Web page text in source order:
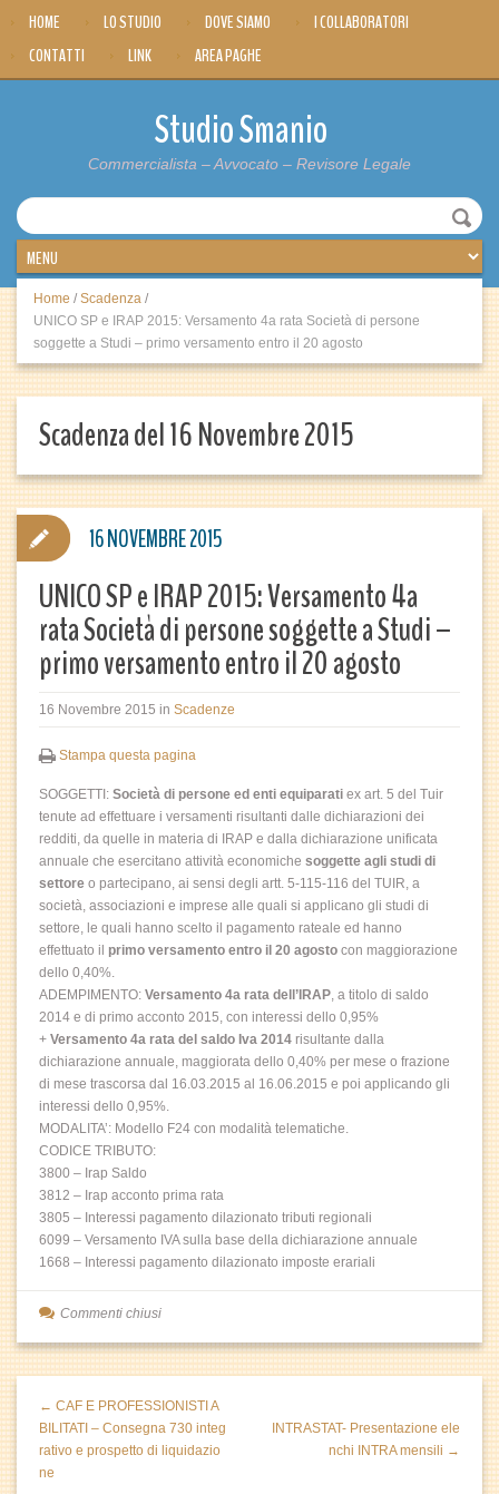
HOME LO STUDIO DOVE SIAMO
I COLLABORATORI
CONTATTI
LINK AREA PAGHE
Studio Smanio
Commercialista – Avvocato – Revisore Legale
Home / Scadenza /
UNICO SP e IRAP 2015: Versamento 4a rata Società di persone
soggette a Studi – primo versamento entro il 20 agosto
Scadenza del 16 Novembre 2015
UNICO SP e IRAP 2015: Versamento 4a
rata Società di persone soggette a Studi –
primo versamento entro il 20 agosto
16 Novembre 2015 in Scadenze
Stampa questa pagina
SOGGETTI: Società di persone ed enti equiparati ex art. 5 del Tuir
tenute ad effettuare i versamenti risultanti dalle dichiarazioni dei
redditi, da quelle in materia di IRAP e dalla dichiarazione unificata
annuale che esercitano attività economiche soggette agli studi di
settore o partecipano, ai sensi degli artt. 5-115-116 del TUIR, a
società, associazioni e imprese alle quali si applicano gli studi di
settore, le quali hanno scelto il pagamento rateale ed hanno
effettuato il primo versamento entro il 20 agosto con maggiorazione
dello 0,40%.
ADEMPIMENTO: Versamento 4a rata dell’IRAP, a titolo di saldo
2014 e di primo acconto 2015, con interessi dello 0,95%
+ Versamento 4a rata del saldo Iva 2014 risultante dalla
dichiarazione annuale, maggiorata dello 0,40% per mese o frazione
di mese trascorsa dal 16.03.2015 al 16.06.2015 e poi applicando gli
interessi dello 0,95%.
MODALITA’: Modello F24 con modalità telematiche.
CODICE TRIBUTO:
3800 – Irap Saldo
3812 – Irap acconto prima rata
3805 – Interessi pagamento dilazionato tributi regionali
6099 – Versamento IVA sulla base della dichiarazione annuale
1668 – Interessi pagamento dilazionato imposte erariali
16 NOVEMBRE 2015
Commenti chiusi
← CAF E PROFESSIONISTI A
BILITATI – Consegna 730 integ
rativo e prospetto di liquidazio
ne
INTRASTAT- Presentazione ele
nchi INTRA mensili →